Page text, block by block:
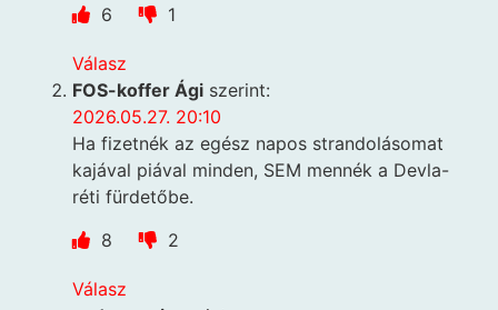
6
1
Válasz
FOS-koffer Ági szerint:
2026.05.27. 20:10
Ha fizetnék az egész napos strandolásomat
kajával piával minden, SEM mennék a Devla-
réti fürdetőbe.
8
2
Válasz